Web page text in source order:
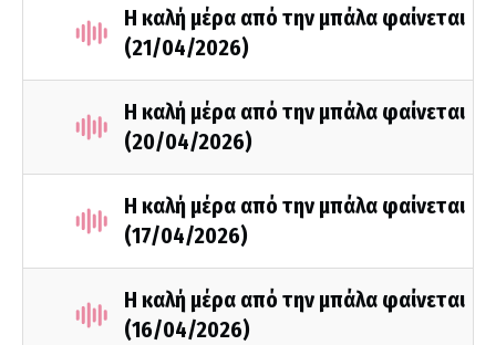
Η καλή μέρα από την μπάλα φαίνεται
(21/04/2026)
Η καλή μέρα από την μπάλα φαίνεται
(20/04/2026)
Η καλή μέρα από την μπάλα φαίνεται
(17/04/2026)
Η καλή μέρα από την μπάλα φαίνεται
(16/04/2026)